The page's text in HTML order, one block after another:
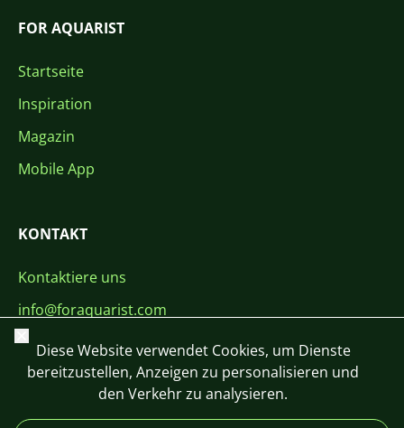
FOR AQUARIST
Startseite
Inspiration
Magazin
Mobile App
KONTAKT
Kontaktiere uns
info@foraquarist.com
+420 603 449 602
Schließen
Diese Website verwendet Cookies, um Dienste
bereitzustellen, Anzeigen zu personalisieren und
den Verkehr zu analysieren.